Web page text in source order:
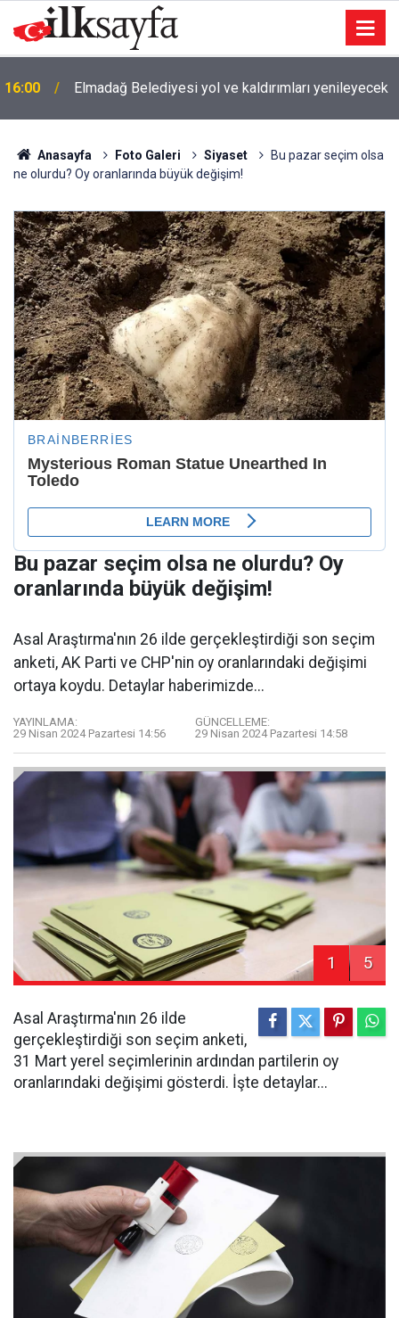
16:00 Elmadağ Belediyesi yol ve kaldırımları yenileyecek
Anasayfa Foto Galeri Siyaset
Bu pazar seçim olsa
ne olurdu? Oy oranlarında büyük değişim!
Bu pazar seçim olsa ne olurdu? Oy
oranlarında büyük değişim!
Asal Araştırma'nın 26 ilde gerçekleştirdiği son seçim
anketi, AK Parti ve CHP'nin oy oranlarındaki değişimi
ortaya koydu. Detaylar haberimizde...
YAYINLAMA:
29 Nisan 2024 Pazartesi 14:56
GÜNCELLEME:
29 Nisan 2024 Pazartesi 14:58
1 5
Asal Araştırma'nın 26 ilde
gerçekleştirdiği son seçim anketi,
31 Mart yerel seçimlerinin ardından partilerin oy
oranlarındaki değişimi gösterdi. İşte detaylar...